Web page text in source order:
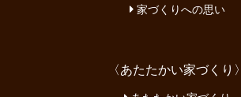
家づくりへの思い
〈あたたかい家づくり〉